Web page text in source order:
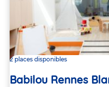
2 places disponibles
Babilou Rennes